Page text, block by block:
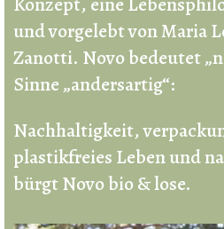
und vorgelebt von Maria
Zanotti. Novo bedeutet
Sinne „andersartig“:
Nachhaltigkeit,
plastikfreies Leben und
bürgt Novo bio & lose.